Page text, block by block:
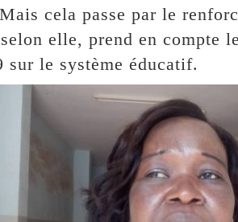
cela passe par le
elle, prend en compte
sur le système éducatif.